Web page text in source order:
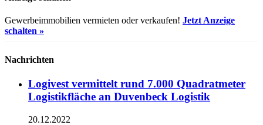
Gewerbeimmobilien vermieten oder verkaufen! Jetzt Anzeige
schalten »
Nachrichten
Logivest vermittelt rund 7.000 Quadratmeter
Logistikfläche an Duvenbeck Logistik
20.12.2022